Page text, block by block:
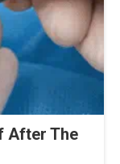
After The